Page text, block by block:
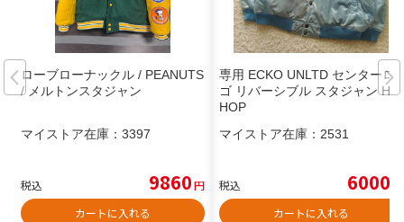
ローブローナックル / PEANUTS
/ メルトンスタジャン
マイストア在庫： 3397
税込 9860円
カートに入れる
専用 ECKO UNLTD センターロ
ゴ リバーシブル スタジャン HIP
HOP
マイストア在庫： 2531
税込 6000
カートに入れる